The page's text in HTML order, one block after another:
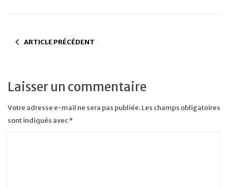
ARTICLE PRÉCÉDENT
Laisser un commentaire
Votre adresse e-mail ne sera pas publiée.Les champs obligatoires
sont indiqués avec*